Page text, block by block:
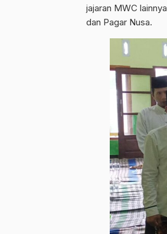
jajaran MWC
dan Pagar Nusa.